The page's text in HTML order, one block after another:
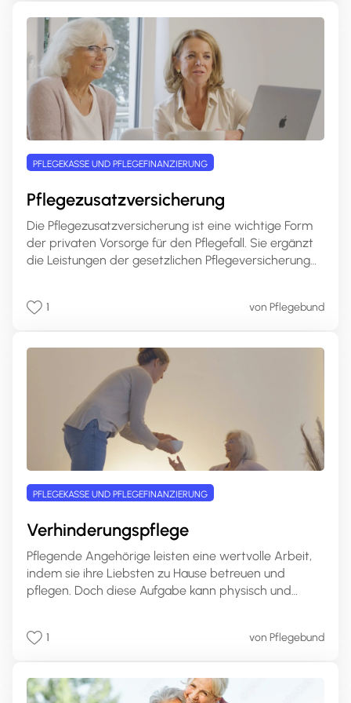
Anspruch ist und wie Sie die Pflegesachleistungen
beantragen können.
PFLEGEKASSE UND PFLEGEFINANZIERUNG
Pflegezusatzversicherung
Die Pflegezusatzversicherung ist eine wichtige Form
der privaten Vorsorge für den Pflegefall. Sie ergänzt
die Leistungen der gesetzlichen Pflegeversicherung
Sie alles Wichtige rund um die
und wie Sie die passende Police für Ihre Bedürfnisse
1 von Pflegebund
PFLEGEKASSE UND PFLEGEFINANZIERUNG
Verhinderungspflege
Pflegende Angehörige leisten eine wertvolle Arbeit,
indem sie ihre Liebsten zu Hause betreuen und
pflegen. Doch diese Aufgabe kann physisch und
kommt die Verhinderungspflege ins Spiel, um diesen
verschaffen und die Kontinuität der Pflege
sicherzustellen. In diesem Artikel erklären wir, was
1 von Pflegebund